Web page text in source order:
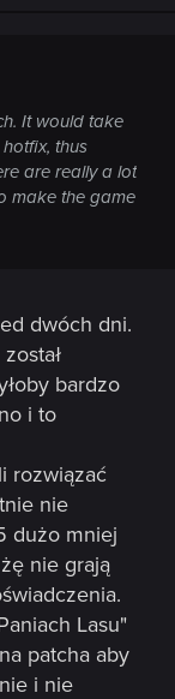
It would take
thus
are really a lot
make the game
dwóch dni.
bardzo
i to
rozwiązać
nie
dużo mniej
nie grają
Lasu"
patcha aby
i nie